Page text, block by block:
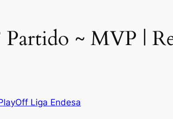
Partido ~ MVP |
Liga Endesa